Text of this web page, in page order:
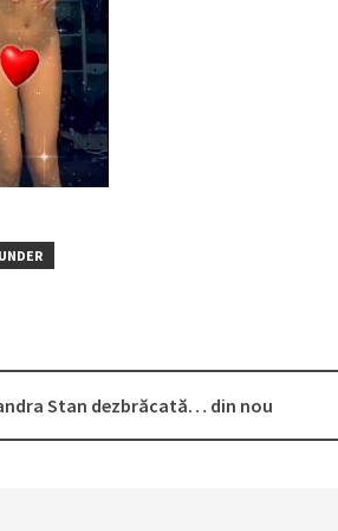
Stan dezbrăcată… din nou